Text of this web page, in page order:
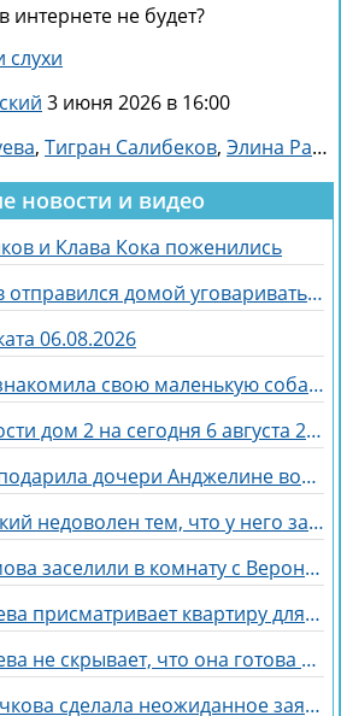
интернете не будет?
слухи
3 июня 2026 в 16:00
, Тигран Салибеков, Элина Рахимова
новости и видео
и Клава Кока поженились
Егор Мельников отправился домой уговаривать родителей на знакомство с Вероникой Гракович
06.08.2026
Катя Скалон познакомила свою маленькую собаку Еву с большим другом Женей
Последние новости дом 2 на сегодня 6 августа 2026
Виктория Боня подарила дочери Анджелине волшебного коня
Артём Рышковский недоволен тем, что у него забрали баллы в конкурсе "Человек года"
Артёма Герасимова заселили в комнату с Вероникой Строгановой
Евгения Хорошева присматривает квартиру для покупки в Питере
Евгения Хорошева не скрывает, что она готова идти по головам ради победы
Анастасия Волочкова сделала неожиданное заявление о дочери